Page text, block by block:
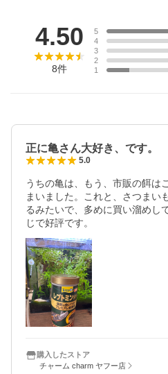
4.50
8件
5
4
3
2
1
正に亀さん大好き、です。
5.0
うちの亀は、もう、市販の餌は
まいました。これと、さつまい
るみたいで、多めに買い溜めし
じで好評です。
購入したストア
チャーム charm ヤフー店